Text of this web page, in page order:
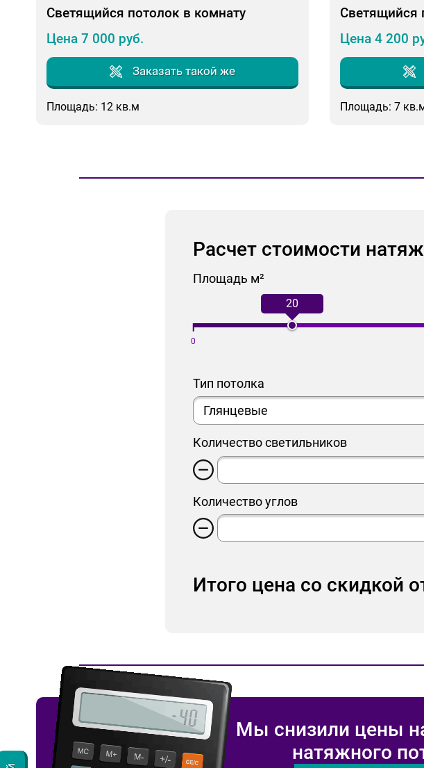
Светящийся потолок в комнату
Цена 7 000 руб.
Заказать такой же
Площадь: 12 кв.м
Светящийся
Цена 4 200
Площадь: 7
Расчет стоимости
Площадь м²
20
0
Тип потолка
Количество светильников
Количество углов
Итого цена со скидкой
Мы снизили цены
натяжного